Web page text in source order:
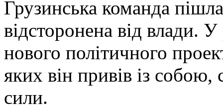
Грузинська команда
відсторонена від влади.
нового політичного
яких він привів із собою,
сили.